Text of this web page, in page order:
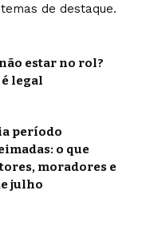
de destaque.
estar no rol?
legal
período
o que
moradores e
julho